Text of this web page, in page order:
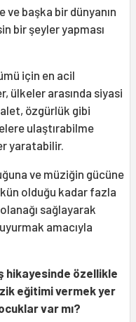
ve başka bir dünyanın
bir şeyler yapması
için en acil
ülkeler arasında siyasi
özgürlük gibi
ulaştırabilme
yaratabilir.
ve müziğin gücüne
olduğu kadar fazla
sağlayarak
amacıyla
hikayesinde özellikle
eğitimi vermek yer
var mı?